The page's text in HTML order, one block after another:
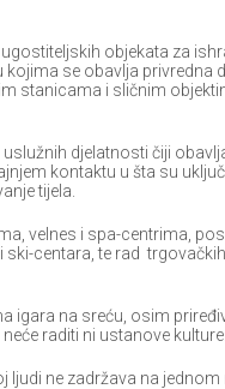
objekata za
se obavlja privredna
stanicama i sličnim
djelatnosti čiji
kontaktu u šta su
tijela.
velnes i spa-centrima,
centara, te rad
igara na sreću, osim
raditi ni ustanove kulture.
ljudi ne zadržava na jednom